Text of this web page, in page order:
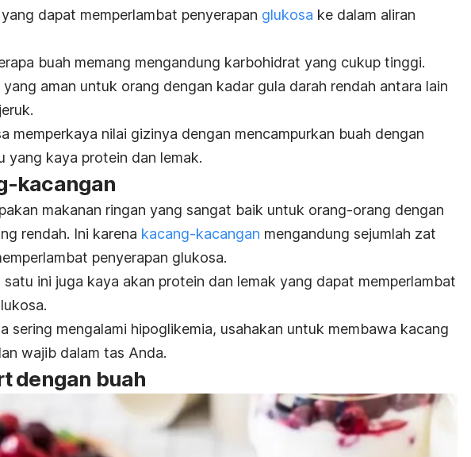
dapat memperlambat penyerapan glukosa ke dalam aliran
buah memang mengandung karbohidrat yang cukup tinggi.
yang aman untuk orang dengan kadar gula darah rendah antara lain
memperkaya nilai gizinya dengan mencampurkan buah dengan
yang kaya protein dan lemak.
kacangan
makanan ringan yang sangat baik untuk orang-orang dengan
rendah. Ini karena kacang-kacangan mengandung sejumlah zat
penyerapan glukosa.
satu ini juga kaya akan protein dan lemak yang dapat memperlambat
sering mengalami hipoglikemia, usahakan untuk membawa kacang
wajib dalam tas Anda.
dengan buah